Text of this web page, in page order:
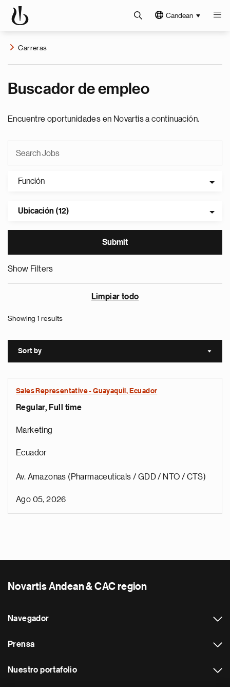
Candean
Carreras
Buscador de empleo
Encuentre oportunidades en Novartis a continuación.
Función
Ubicación (12)
Show Filters
Limpiar todo
Showing 1 results
Sort by Sort
Sales Representative - Guayaquil, Ecuador
Regular, Full time
Marketing
Ecuador
Av. Amazonas (Pharmaceuticals / GDD / NTO / CTS)
Ago 05, 2026
Novartis Andean & CAC region
Navegador
Prensa
Nuestro portafolio